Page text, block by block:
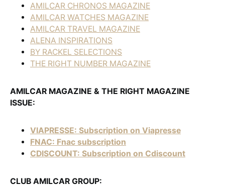
AMILCAR CHRONOS MAGAZINE
AMILCAR WATCHES MAGAZINE
AMILCAR TRAVEL MAGAZINE
ALENA INSPIRATIONS
BY RACKEL SELECTIONS
THE RIGHT NUMBER MAGAZINE
AMILCAR MAGAZINE & THE RIGHT MAGAZINE
ISSUE:
VIAPRESSE: Subscription on Viapresse
FNAC: Fnac subscription
CDISCOUNT: Subscription on Cdiscount
CLUB AMILCAR GROUP: